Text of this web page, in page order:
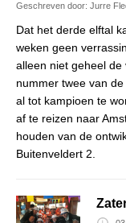
Geschreven door: Jurre
Dat het derde elftal
weken geen
alleen niet geheel de
nummer twee van
al tot kampioen te
af te reizen naar
houden van de
Buitenveldert 2.